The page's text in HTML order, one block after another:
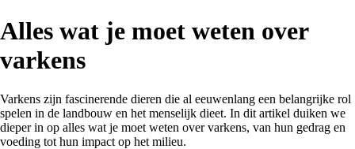
Alles wat je moet weten over
varkens
Varkens zijn fascinerende dieren die al eeuwenlang een belangrijke rol
spelen in de landbouw en het menselijk dieet. In dit artikel duiken we
dieper in op alles wat je moet weten over varkens, van hun gedrag en
voeding tot hun impact op het milieu.